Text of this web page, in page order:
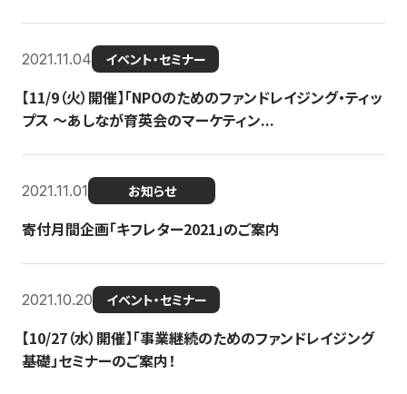
2021.11.04 イベント・セミナー
【11/9（火）開催】「NPOのためのファンドレイジング・ティッ
プス 〜あしなが育英会のマーケティン...
2021.11.01 お知らせ
寄付月間企画「キフレター2021」のご案内
2021.10.20 イベント・セミナー
【10/27（水）開催】「事業継続のためのファンドレイジング
基礎」セミナーのご案内！